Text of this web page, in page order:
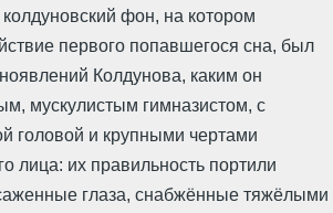
фон, на котором
первого попавшегося сна, был
Колдунова, каким он
мускулистым гимназистом, с
головой и крупными чертами
лица: их правильность портили
глаза, снабжённые тяжёлыми